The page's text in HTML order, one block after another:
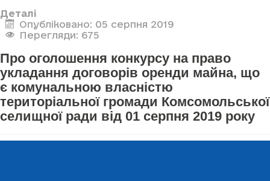
Деталі
Опубліковано: 05 серпня 2019
Перегляди: 675
Про оголошення конкурсу на право
укладання договорів оренди майна, що
є комунальною власністю
територіальної громади Комсомольської
селищної ради від 01 серпня 2019 року